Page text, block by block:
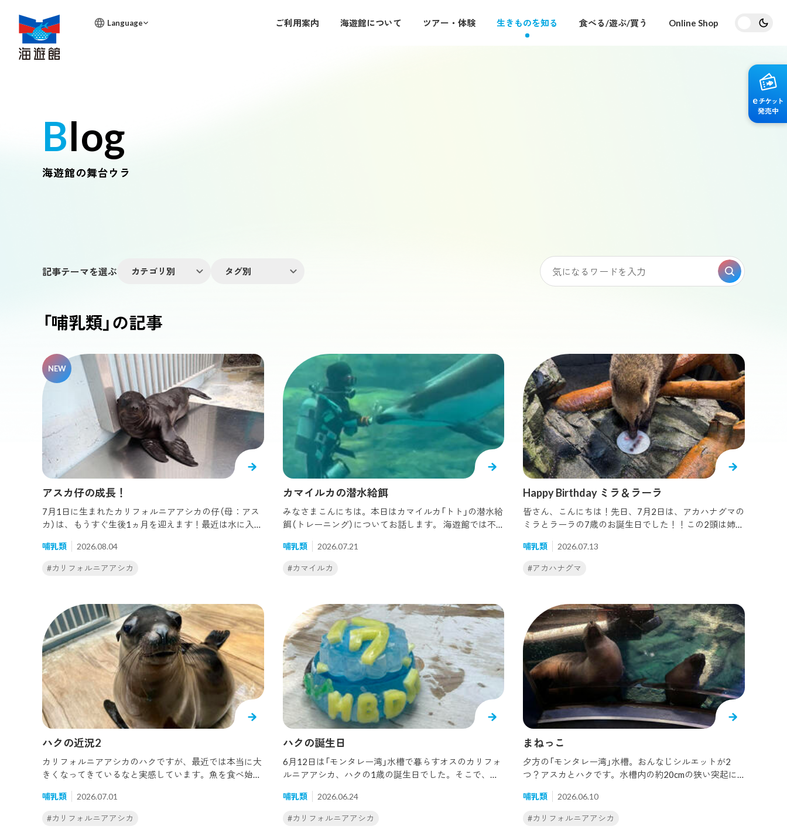
Language ご利用案内
よくある質問・お問い合わせ
海遊館について
くなる情報をお届けします
クできます
ツアー・体験 生きものを知る 食べる/遊ぶ/買う Online Shop
Blog
海遊館の舞台ウラ
記事テーマを選ぶ カテゴリ別
イトマキエイ
マンボウ ワモンアザラシ 北極圏調査2026 哺乳類
植物 水族館の設備の話
海洋生物研究所「以
布利センター」
無脊椎動物
爬虫類・両生類 調査・研究 赤ちゃんブログ 飼育員の息抜き
魚類 鳥類
タグ別
# ぎゅぎゅっとキュート
# オウサマペンギン # オオヨコクビガメ # オシドリ オニヒトデ # カブトクラゲ カマイルカ
カメ # カリフォルニアアシカ # カワハギ カワムツ # キャノンボールジェリー # キンモクセイ # クラゲ
クロウミウマ # グリーンテラー グレート・バリア・リーフ # コツメカワウソ コブダイ ゴマフアザラシ
サワガニ # シマアジ # シロクラゲ シロボシアカモエビ # シロワニ ジェンツーペンギン ジンベエザメ
# スナメリ調査 タカアシガニ タコクラゲ チョウクラゲ # チンアナゴ デバスズメダイ トラフザメ
# ナンヨウマンタ # ハリセンボン # バリアリーフクロミス パシフィックシーネットル
# パープルストライプトジェリー # ビゼンクラゲ # ビワ # フサギンポ # フリソデエビ # ブダイ
# ポートジャクソンシャーク ポートジャクソンネコザメ # マイワシ ミズクラゲ
# ミズダコ # ヤジリエイ # ヤマアジサイ 日本の森
「哺乳類」の記事
アスカ仔の成長！
7月1日に生まれたカリフォルニアアシカの仔（母：アス
カ）は、もうすぐ生後1ヵ月を迎えます！最近は水に入る
計の上が最近のお気に入りです。 残念ながら観覧通路か
らは見えない場所で、皆さまがアスカを見ることができ
の日の体重は13.5kg！生まれた日の体重が9.16kgなので
増えていますね。ちなみに近づきすぎると怒ります...30
cmくらいは距離を置きたいようです。 今後も成長がた
のしみです！
哺乳類 2026.08.04
#カリフォルニアアシカ
カマイルカの潜水給餌
みなさまこんにちは。本日はカマイルカ「トト」の潜水給
餌（トレーニング）についてお話します。 海遊館では不
す。以前から「タスマン海」水槽で暮らしているミュー、
アクア、ルーシーは潜水給餌もお手の物ですが、2022
ろ、トトはまさか自分の給餌者が水中にいると思わなか
ったのか、水面でトレーニングをしている他の給餌者の
ところに順番に顔を出し、戸惑っている様子でした。私
が一度浮上し、トトとアイコンタクトを取って改めて水
中に入り、給餌を開始しました。まずは水中で餌がもら
えることを覚えてもらい、その後徐々に飼育員の正面に
いることを覚えてもらいました。今は簡単なサインは伝
わりますが、まだまだ他の個体に比べて出来る種目は少
ないです。これからトトと一緒にたくさんトレーニング
していきます。もしみなさまが海遊館に来られた際に潜
水給餌をしているイルカと飼育員を見かけたら応援して
くださると嬉しいです。 最後に、絶賛練習中のトトをご
覧ください！
哺乳類 2026.07.21
#カマイルカ
Happy Birthday ミラ＆ラーラ
皆さん、こんにちは！先日、7月2日は、アカハナグマの
ミラとラーラの7歳のお誕生日でした！！この2頭は姉妹
槽にて暮らしています。この日はお祝いとして、ブドウ
で7の数字を作った氷を2頭にプレゼントしました！まず
(笑)再び与えてみましたが、反応はいまいち、、、あま
りお気に召さなかったようです(笑)気を取り直して、お
次はラーラに与えてみると、、、ミラ同様においを嗅
ぎ、前足でいじいじして食べようとした瞬間に、同じく
「パナマ湾」水槽で暮らしているソラに取られてしまいま
した、、、（笑）今日の主役はあなたじゃない！！と思わ
ず叫んでしまいました（笑）思い通りにいかずなんとも残
念なお祝いとなってしまいました、、、来年は今年より
ももっと盛大にお祝いしてあげるからね！！！何はとも
あれ、今年も無事に健康な状態で2頭の誕生日を迎える
ことができたので良かったです。これからものびのびと
健康に過ごしてくれることを飼育員一同願っていま
す！！
哺乳類 2026.07.13
#アカハナグマ
ハクの近況2
カリフォルニアアシカのハクですが、最近では本当に大
きくなってきているなと実感しています。魚を食べ始め
日に3.8kgの魚を食べて、体重は44.5kgまで成長してい
ます。そんなハクは飼育員と色々な事が出来るようにな
哺乳類 2026.07.01
#カリフォルニアアシカ
ハクの誕生日
6月12日は「モンタレー湾」水槽で暮らすオスのカリフォ
ルニアアシカ、ハクの1歳の誕生日でした。そこで、飼
日おめでとう！と持っていきましたが...この距離感、伝
わりますか？大きな氷の塊にびっくりして近づかなくな
哺乳類 2026.06.24
#カリフォルニアアシカ
まねっこ
夕方の「モンタレー湾」水槽。おんなじシルエットが2
つ？アスカとハクです。水槽内の約20cmの狭い突起に
寝ているので、さすがの安定感。ハクはまだまだです
ね。下の水槽階からもお揃いが見られました。寝るのも
哺乳類 2026.06.10
#カリフォルニアアシカ